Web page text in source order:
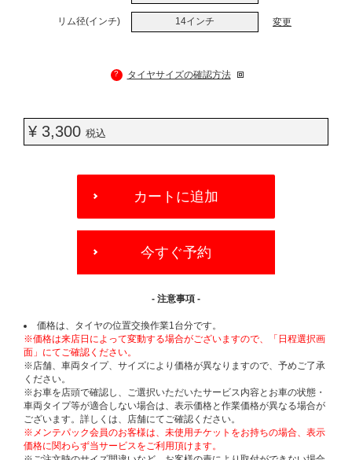
リム径(インチ) 14インチ 変更
? タイヤサイズの確認方法
¥ 3,300 税込
OPTIONS
カートに追加
今すぐ予約
- 注意事項 -
価格は、タイヤの位置交換作業1台分です。
※価格は来店日によって変動する場合がございますので、「日程選択画
面」にてご確認ください。
※店舗、車両タイプ、サイズにより価格が異なりますので、予めご了承
ください。
※お車を店頭で確認し、ご選択いただいたサービス内容とお車の状態・
車両タイプ等が適合しない場合は、表示価格と作業価格が異なる場合が
ございます。詳しくは、店舗にてご確認ください。
※メンテパック会員のお客様は、未使用チケットをお持ちの場合、表示
価格に関わらず当サービスをご利用頂けます。